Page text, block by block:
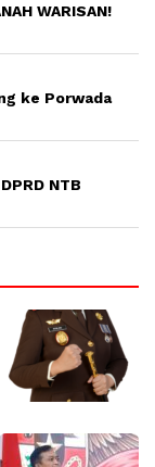
WARISAN!
ke Porwada
NTB